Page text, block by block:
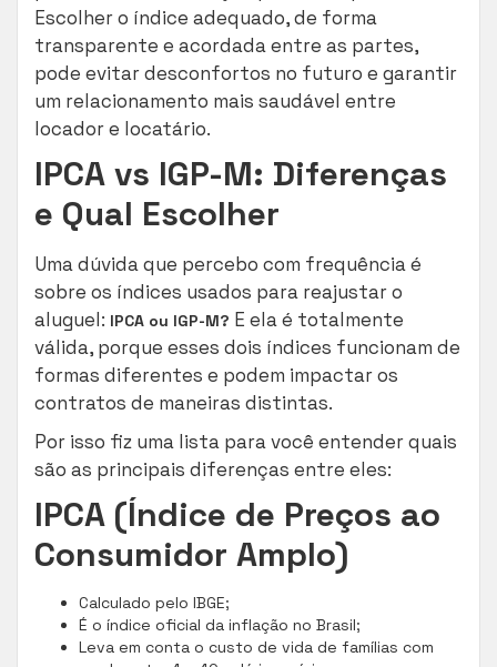
Escolher o índice adequado, de forma
transparente e acordada entre as partes,
pode evitar desconfortos no futuro e garantir
um relacionamento mais saudável entre
locador e locatário.
IPCA vs IGP-M: Diferenças
e Qual Escolher
Uma dúvida que percebo com frequência é
sobre os índices usados para reajustar o
aluguel: IPCA ou IGP-M? E ela é totalmente
válida, porque esses dois índices funcionam de
formas diferentes e podem impactar os
contratos de maneiras distintas.
Por isso fiz uma lista para você entender quais
são as principais diferenças entre eles:
IPCA (Índice de Preços ao
Consumidor Amplo)
Calculado pelo IBGE;
É o índice oficial da inflação no Brasil;
Leva em conta o custo de vida de famílias com